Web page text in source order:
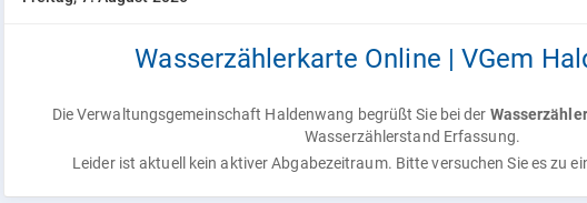
Wasserzählerkarte Online | VGem
Die Verwaltungsgemeinschaft Haldenwang begrüßt Sie bei der
Wasserzählerstand Erfassung.
Leider ist aktuell kein aktiver Abgabezeitraum. Bitte versuchen Sie es zu